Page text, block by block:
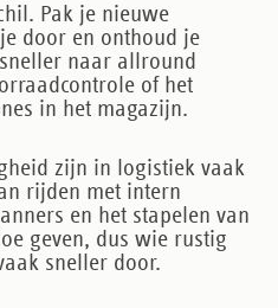
Pak je nieuwe
door en onthoud je
naar allround
of het
in het magazijn.
zijn in logistiek vaak
rijden met intern
en het stapelen van
geven, dus wie rustig
sneller door.